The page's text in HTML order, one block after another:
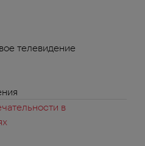
телевидение
в